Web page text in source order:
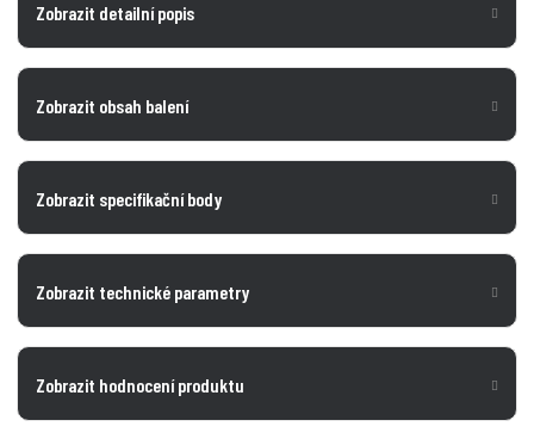
Zobrazit detailní popis
Zobrazit obsah balení
Zobrazit specifikační body
Zobrazit technické parametry
Zobrazit hodnocení produktu